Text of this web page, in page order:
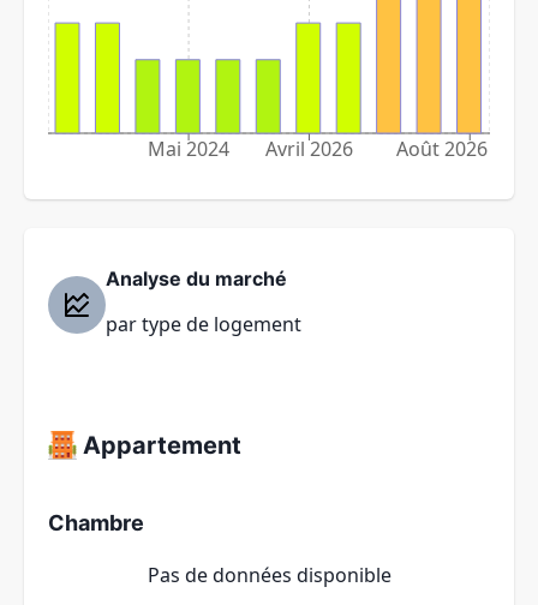
Mai 2024 Avril 2026 Août 2026
Analyse du marché
par type de logement
Appartement
Chambre
Pas de données disponible